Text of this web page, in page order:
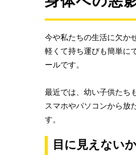
今や私たちの生活に欠か
軽くて持ち運びも簡単に
ールです。
最近では、幼い子供たち
スマホやパソコンから放
す。
目に見えない